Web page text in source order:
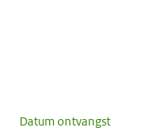
Datum ontvangst